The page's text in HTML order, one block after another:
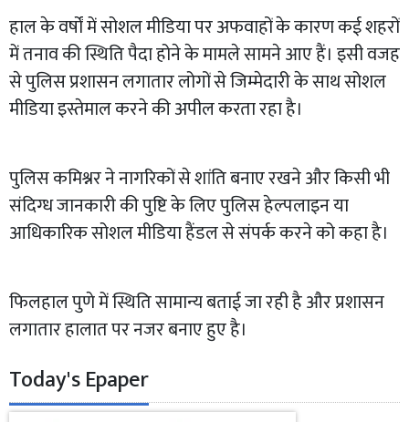
हाल के वर्षों में सोशल मीडिया पर अफवाहों के कारण कई शहरों
में तनाव की स्थिति पैदा होने के मामले सामने आए हैं। इसी वजह
से पुलिस प्रशासन लगातार लोगों से जिम्मेदारी के साथ सोशल
मीडिया इस्तेमाल करने की अपील करता रहा है।
पुलिस कमिश्नर ने नागरिकों से शांति बनाए रखने और किसी भी
संदिग्ध जानकारी की पुष्टि के लिए पुलिस हेल्पलाइन या
आधिकारिक सोशल मीडिया हैंडल से संपर्क करने को कहा है।
फिलहाल पुणे में स्थिति सामान्य बताई जा रही है और प्रशासन
लगातार हालात पर नजर बनाए हुए है।
Today's Epaper